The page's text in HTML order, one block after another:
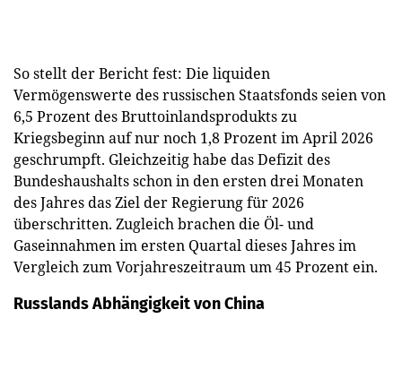
So stellt der Bericht fest: Die liquiden
Vermögenswerte des russischen Staatsfonds seien von
6,5 Prozent des Bruttoinlandsprodukts zu
Kriegsbeginn auf nur noch 1,8 Prozent im April 2026
geschrumpft. Gleichzeitig habe das Defizit des
Bundeshaushalts schon in den ersten drei Monaten
des Jahres das Ziel der Regierung für 2026
überschritten. Zugleich brachen die Öl- und
Gaseinnahmen im ersten Quartal dieses Jahres im
Vergleich zum Vorjahreszeitraum um 45 Prozent ein.
Russlands Abhängigkeit von China